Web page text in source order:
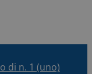
di n. 1 (uno)